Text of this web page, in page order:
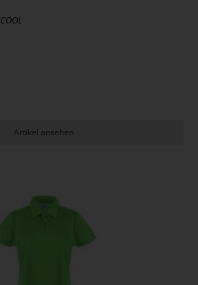
Artikel ansehen